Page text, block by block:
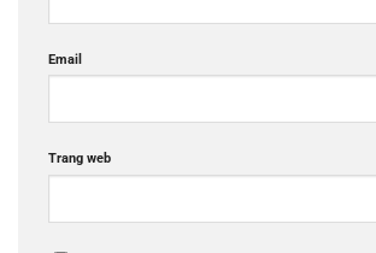
Email
Trang web